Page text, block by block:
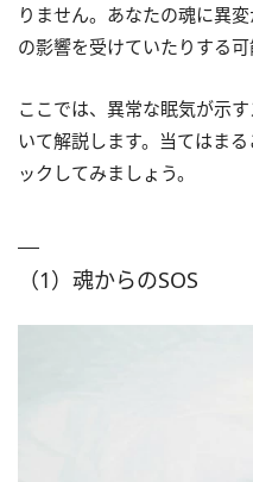
りません。あなたの魂に異
の影響を受けていたりする可
ここでは、異常な眠気が示
いて解説します。当てはま
ックしてみましょう。
（1）魂からのSOS